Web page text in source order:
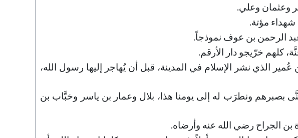
وعثمان وعلي.
شهداء مؤتة.
الرحمن بن عوف نموذجاً.
كلهم خرّيجو دار الأرقم.
الذي نشر الإسلام في المدينة، قبل أن يُهاجر إليها رسول الله،
بصبرهم ونطرَب له إلى يومنا هذا، بلال وعمار بن ياسر وخبَّاب بن
بن الجراح رضي الله عنه وأرضاه.